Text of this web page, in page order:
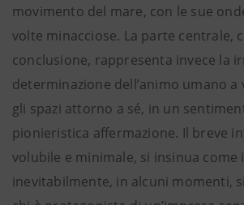
movimento del mare, con le sue
volte minacciose. La parte centrale,
conclusione, rappresenta invece la
determinazione dell’animo umano
gli spazi attorno a sé, in un
pionieristica affermazione. Il breve
volubile e minimale, si insinua come
inevitabilmente, in alcuni momenti,